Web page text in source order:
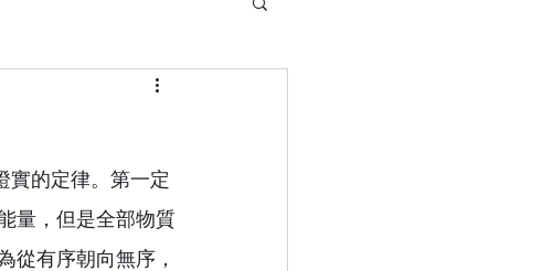
的定律。 第一定
量，但是全部物質
從有序朝向無序，